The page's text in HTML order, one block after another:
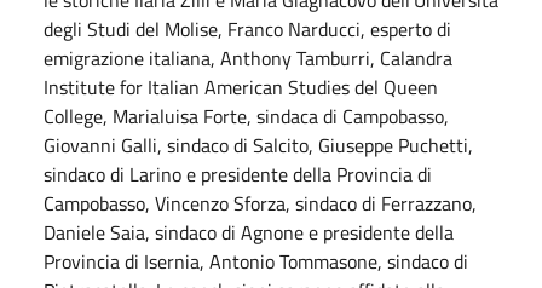
degli Studi del Molise, Franco Narducci, esperto di
emigrazione italiana, Anthony Tamburri, Calandra
Institute for Italian American Studies del Queen
College, Marialuisa Forte, sindaca di Campobasso,
Giovanni Galli, sindaco di Salcito, Giuseppe Puchetti,
sindaco di Larino e presidente della Provincia di
Campobasso, Vincenzo Sforza, sindaco di Ferrazzano,
Daniele Saia, sindaco di Agnone e presidente della
Provincia di Isernia, Antonio Tommasone, sindaco di